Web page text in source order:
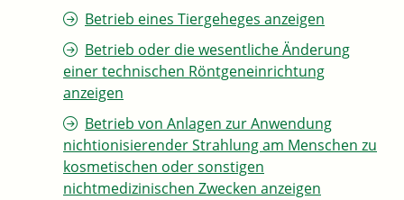
Betrieb eines Tiergeheges anzeigen
Betrieb oder die wesentliche Änderung
einer technischen Röntgeneinrichtung
anzeigen
Betrieb von Anlagen zur Anwendung
nichtionisierender Strahlung am Menschen zu
kosmetischen oder sonstigen
nichtmedizinischen Zwecken anzeigen